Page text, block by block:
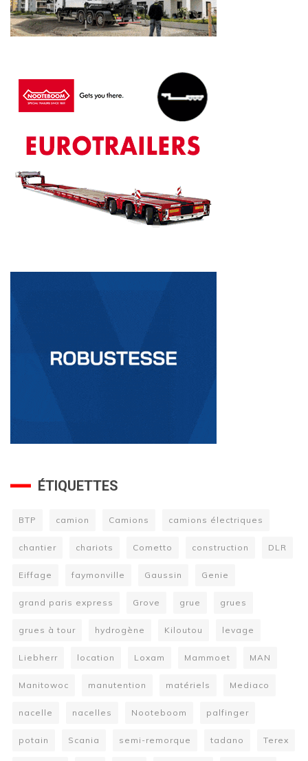
ÉTIQUETTES
BTP camion Camions camions électriques
chantier chariots Cometto construction DLR
Eiffage faymonville Gaussin Genie
grand paris express Grove grue grues
grues à tour hydrogène Kiloutou levage
Liebherr location Loxam Mammoet MAN
Manitowoc manutention matériels Mediaco
nacelle nacelles Nooteboom palfinger
potain Scania semi-remorque tadano Terex